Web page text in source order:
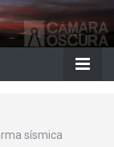
sísmica